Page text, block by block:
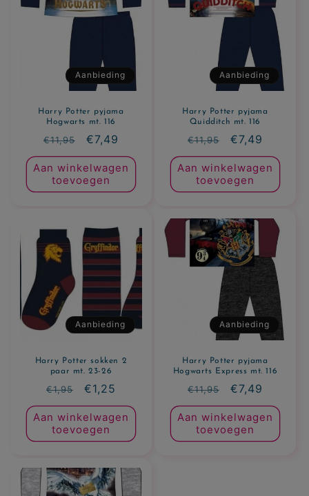
Aanbieding
Harry Potter pyjama
Hogwarts mt. 116
Normale
prijs
€11,95 Aanbiedingsprijs
€7,49
Aan winkelwagen
toevoegen
Aanbieding
Harry Potter pyjama
Quidditch mt. 116
Normale
prijs
€11,95 €7,49
Aan winkelwagen
toevoegen
Aanbieding
Harry Potter sokken 2
paar mt. 23-26
Normale
prijs
€1,95 Aanbiedingsprijs
€1,25
Aan winkelwagen
toevoegen
Aanbieding
Harry Potter pyjama
Hogwarts Express mt. 116
Normale
prijs
€11,95 €7,49
Aan winkelwagen
toevoegen